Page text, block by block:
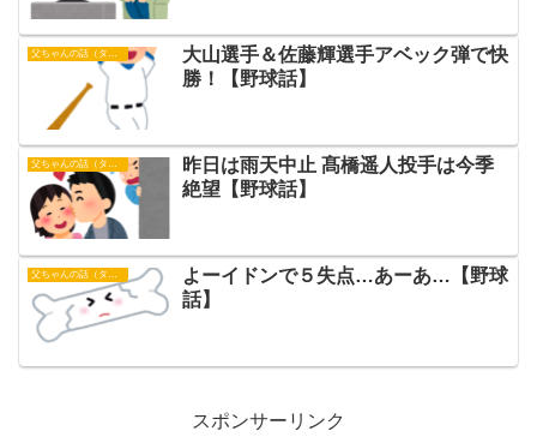
父ちゃんの話（タイガース）
大山選手＆佐藤輝選手アベック弾で快
勝！【野球話】
父ちゃんの話（タイガース）
昨日は雨天中止 髙橋遥人投手は今季
絶望【野球話】
父ちゃんの話（タイガース）
よーイドンで５失点…あーあ…【野球
話】
スポンサーリンク